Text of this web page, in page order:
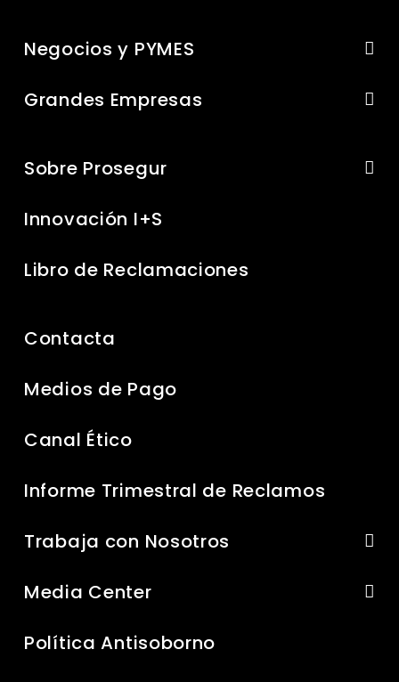
Negocios y PYMES
Grandes Empresas
Sobre Prosegur
Innovación I+S
Libro de Reclamaciones
Contacta
Medios de Pago
Canal Ético
Informe Trimestral de Reclamos
Trabaja con Nosotros
Media Center
Política Antisoborno